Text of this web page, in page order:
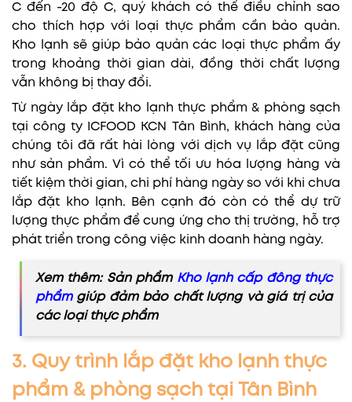
C đến -20 độ C, quý khách có thể điều chỉnh sao
cho thích hợp với loại thực phẩm cần bảo quản.
Kho lạnh sẽ giúp bảo quản các loại thực phẩm ấy
trong khoảng thời gian dài, đồng thời chất lượng
vẫn không bị thay đổi.
Từ ngày lắp đặt kho lạnh thực phẩm & phòng sạch
tại công ty ICFOOD KCN Tân Bình, khách hàng của
chúng tôi đã rất hài lòng với dịch vụ lắp đặt cũng
như sản phẩm. Vì có thể tối ưu hóa lượng hàng và
tiết kiệm thời gian, chi phí hàng ngày so với khi chưa
lắp đặt kho lạnh. Bên cạnh đó còn có thể dự trữ
lượng thực phẩm để cung ứng cho thị trường, hỗ trợ
phát triển trong công việc kinh doanh hàng ngày.
Xem thêm: Sản phẩm Kho lạnh cấp đông thực
phẩmgiúp đảm bảo chất lượng và giá trị của
các loại thực phẩm
3. Quy trình lắp đặt kho lạnh thực
phẩm & phòng sạch tại Tân Bình